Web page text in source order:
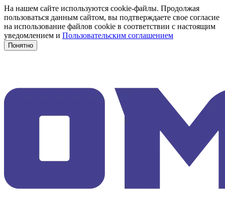
На нашем сайте используются cookie-файлы. Продолжая
пользоваться данным сайтом, вы подтверждаете свое согласие
на использование файлов cookie в соответствии с настоящим
уведомлением и Пользовательским соглашением
Понятно